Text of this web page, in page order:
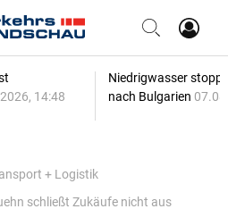
14:48
Niedrigwasser
nach Bulgarien
+ Logistik
schließt Zukäufe nicht aus